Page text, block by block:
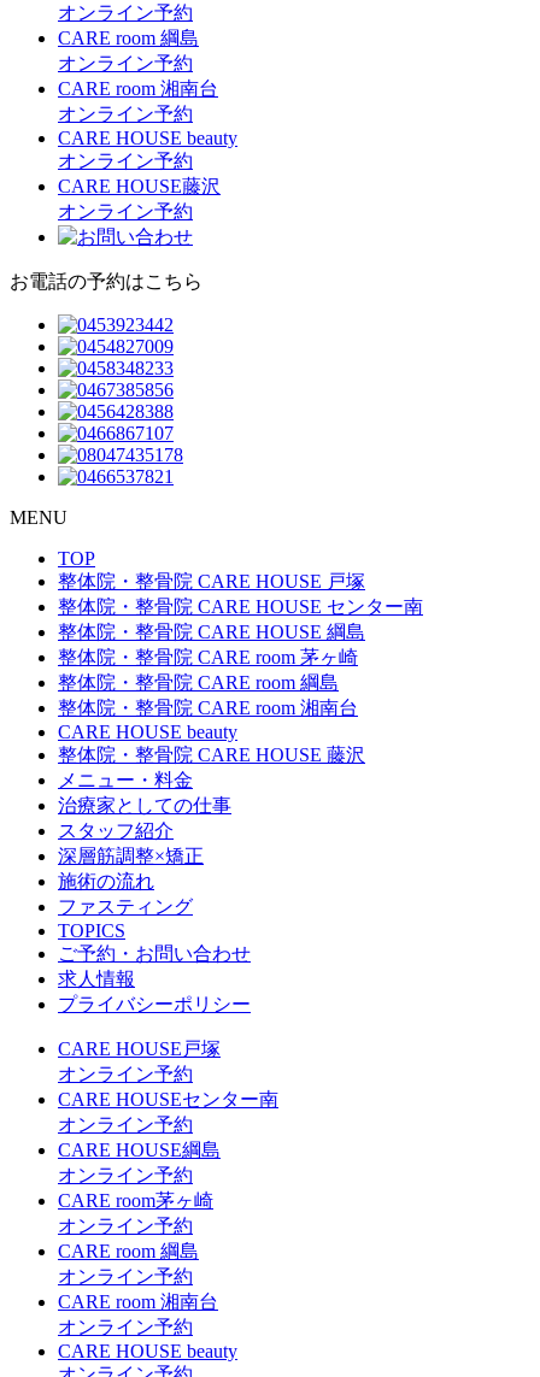
オンライン予約
CARE room 綱島
オンライン予約
CARE room 湘南台
オンライン予約
CARE HOUSE beauty
オンライン予約
CARE HOUSE藤沢
オンライン予約
お電話の予約はこちら
MENU
TOP
整体院・整骨院 CARE HOUSE 戸塚
整体院・整骨院 CARE HOUSE センター南
整体院・整骨院 CARE HOUSE 綱島
整体院・整骨院 CARE room 茅ヶ崎
整体院・整骨院 CARE room 綱島
整体院・整骨院 CARE room 湘南台
CARE HOUSE beauty
整体院・整骨院 CARE HOUSE 藤沢
メニュー・料金
治療家としての仕事
スタッフ紹介
深層筋調整×矯正
施術の流れ
ファスティング
TOPICS
ご予約・お問い合わせ
求人情報
プライバシーポリシー
CARE HOUSE戸塚
オンライン予約
CARE HOUSEセンター南
オンライン予約
CARE HOUSE綱島
オンライン予約
CARE room茅ヶ崎
オンライン予約
CARE room 綱島
オンライン予約
CARE room 湘南台
オンライン予約
CARE HOUSE beauty